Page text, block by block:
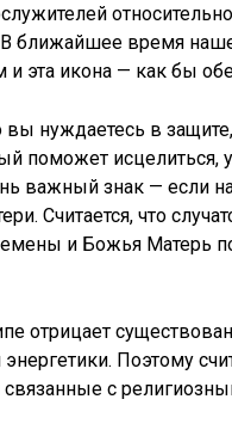
ближайшее время
и эта икона — как бы
вы нуждаетесь в
поможет исцелиться,
важный знак — если
Считается, что
и Божья Матерь
отрицает
Поэтому
с